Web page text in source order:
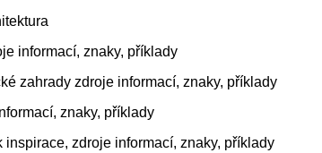
informací, znaky, příklady
zahrady zdroje informací, znaky, příklady
znaky, příklady
zdroje informací, znaky, příklady